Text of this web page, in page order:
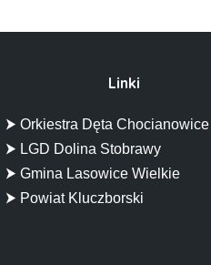
Linki
⮞ Orkiestra Dęta Chocianowice
⮞ LGD Dolina Stobrawy
⮞ Gmina Lasowice Wielkie
⮞ Powiat Kluczborski